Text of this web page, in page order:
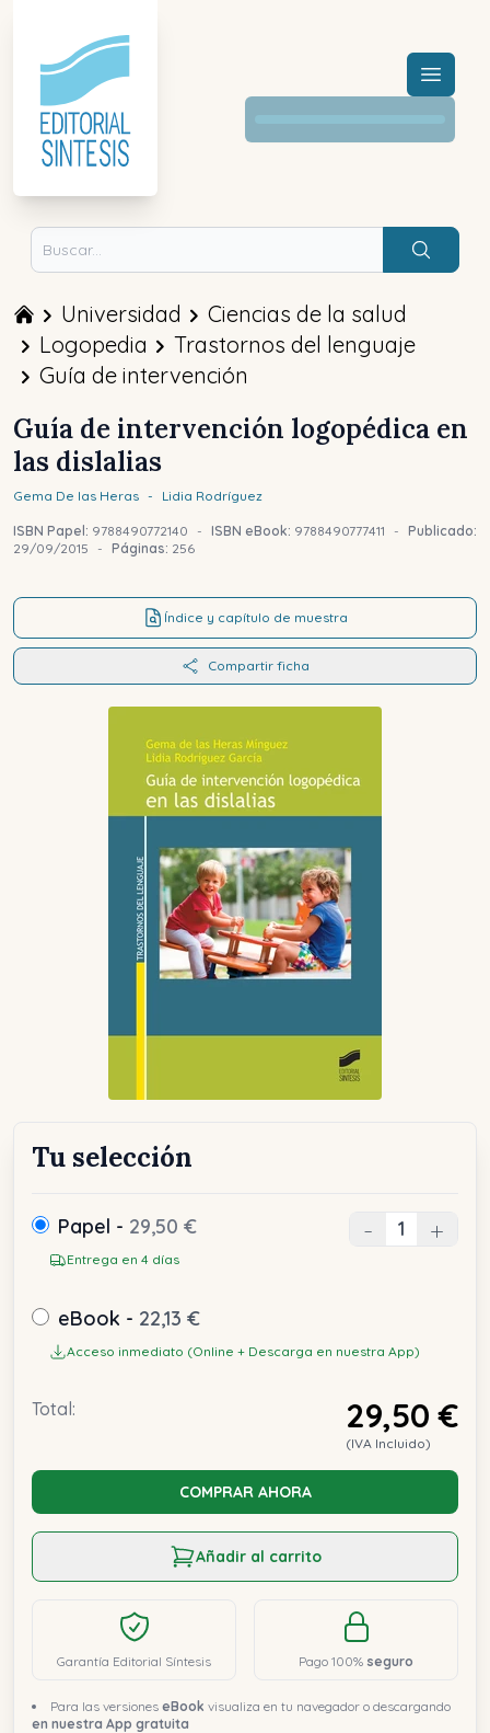
Menú
Buscar
Universidad
Ciencias de la salud
Logopedia
Trastornos del lenguaje
Guía de intervención
Guía de intervención logopédica en
las dislalias
Gema De las Heras - Lidia Rodríguez
ISBN Papel: 9788490772140 - ISBN eBook: 9788490777411 - Publicado:
29/09/2015
- Páginas: 256
Índice y capítulo de muestra
Compartir ficha
Tu selección
Papel - 29,50 €
Entrega en 4 días
- +
eBook - 22,13 €
Acceso inmediato (Online + Descarga en nuestra App)
Total: 29,50 €
(IVA Incluido)
COMPRAR AHORA
Añadir al carrito
Garantía Editorial Síntesis Pago 100% seguro
Para las versiones eBook visualiza en tu navegador o descargando
en nuestra App gratuita